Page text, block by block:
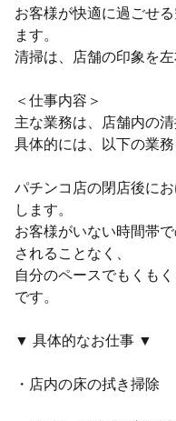
お客様が快適に過ごせ
ます。
清掃は、店舗の印象を
＜仕事内容＞
主な業務は、店舗内の清
具体的には、以下の業務
パチンコ店の閉店後に
します。
お客様がいない時間帯
されることなく、
自分のペースでもくも
です。
▼ 具体的なお仕事 ▼
・店内の床の拭き掃除